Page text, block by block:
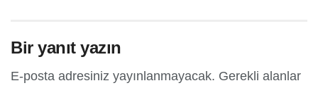
Bir yanıt yazın
E-posta adresiniz yayınlanmayacak. Gerekli alanlar